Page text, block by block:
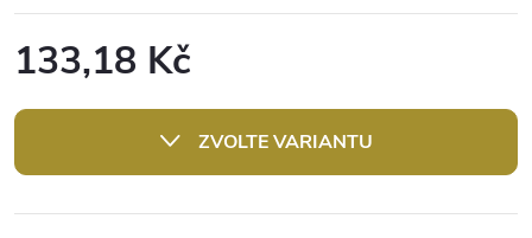
133,18 Kč
cena:
ZVOLTE VARIANTU